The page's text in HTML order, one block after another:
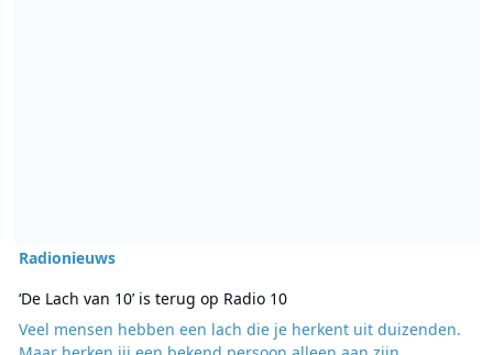
Radionieuws
‘De Lach van 10’ is terug op Radio 10
Veel mensen hebben een lach die je herkent uit duizenden.